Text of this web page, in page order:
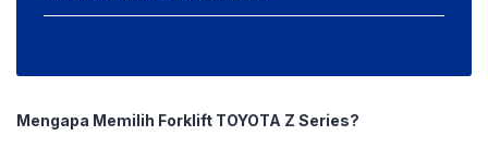
Mengapa Memilih Forklift TOYOTA Z Series?